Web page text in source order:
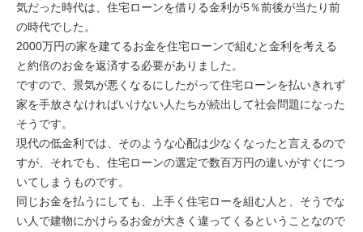
気だった時代は、住宅ローンを借りる金利が5％前後が当たり前
の時代でした。
2000万円の家を建てるお金を住宅ローンで組むと金利を考える
と約倍のお金を返済する必要がありました。
ですので、景気が悪くなるにしたがって住宅ローンを払いきれず
家を手放さなければいけない人たちが続出して社会問題になった
そうです。
現代の低金利では、そのような心配は少なくなったと言えるので
すが、それでも、住宅ローンの選定で数百万円の違いがすぐにつ
いてしまうものです。
同じお金を払うにしても、上手く住宅ローを組む人と、そうでな
い人で建物にかけらるお金が大きく違ってくるということなので